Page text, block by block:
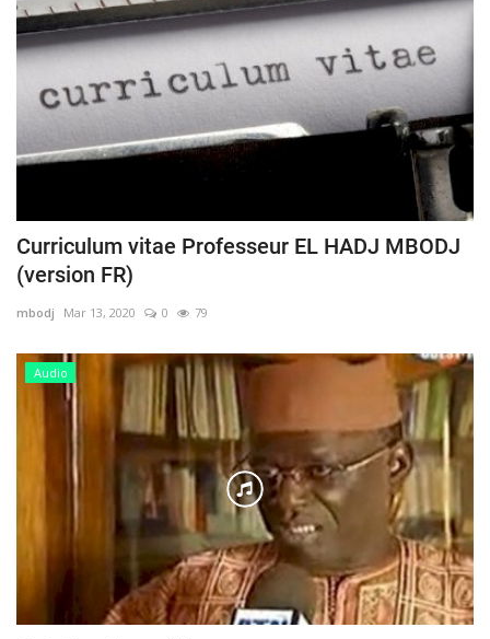
Curriculum vitae Professeur EL HADJ MBODJ
(version FR)
mbodj Mar 13, 2020 0 79
Audio